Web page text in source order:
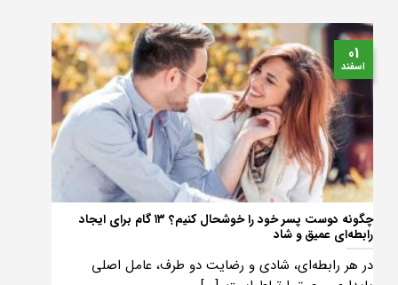
چگونه دوست پسر خود را خوشحال کنیم؟ ۱۳ گام برای ایجاد
رابطه‌ای عمیق و شاد
در هر رابطه‌ای، شادی و رضایت دو طرف، عامل اصلی
01
اسفند